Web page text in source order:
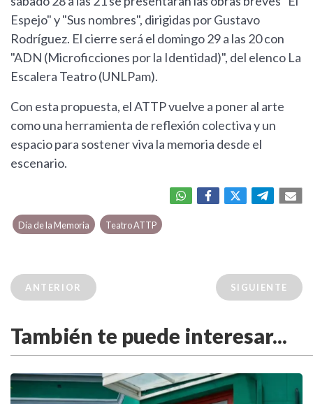
Espejo" y "Sus nombres", dirigidas por Gustavo
Rodríguez. El cierre será el domingo 29 a las 20 con
"ADN (Microficciones por la Identidad)", del elenco La
Escalera Teatro (UNLPam).
Con esta propuesta, el ATTP vuelve a poner al arte
como una herramienta de reflexión colectiva y un
espacio para sostener viva la memoria desde el
escenario.
Día de la Memoria Teatro ATTP
ANTERIOR SIGUIENTE
También te puede interesar...